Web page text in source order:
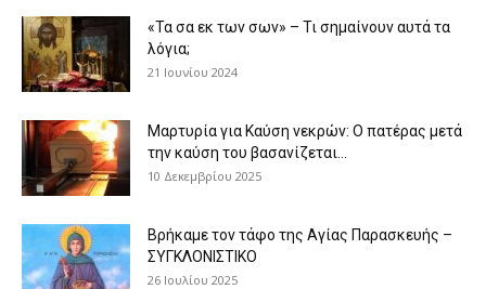
«Τα σα εκ των σων» – Τι σημαίνουν αυτά τα
λόγια;
21 Ιουνίου 2024
Μαρτυρία για Καύση νεκρών: Ο πατέρας μετά
την καύση του βασανίζεται...
10 Δεκεμβρίου 2025
Βρήκαμε τον τάφο της Αγίας Παρασκευής –
ΣΥΓΚΛΟΝΙΣΤΙΚΟ
26 Ιουλίου 2025